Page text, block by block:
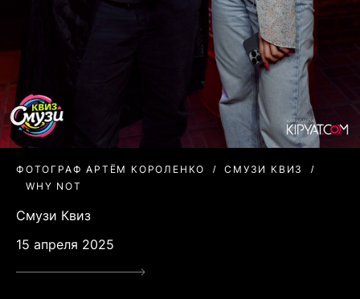
ФОТОГРАФ АРТЁМ КОРОЛЕНКО
СМУЗИ КВИЗ
WHY NOT
Смузи Квиз
15 апреля 2025